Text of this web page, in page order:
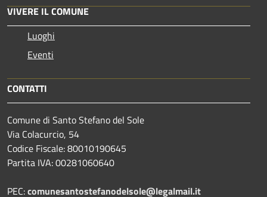
VIVERE IL COMUNE
Luoghi
Eventi
CONTATTI
Comune di Santo Stefano del Sole
Via Colacurcio, 54
Codice Fiscale: 80010190645
Partita IVA: 00281060640
PEC:comunesantostefanodelsole@legalmail.it